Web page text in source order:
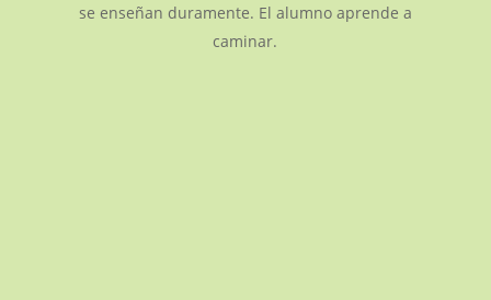
se enseñan duramente. El alumno aprende a
caminar.